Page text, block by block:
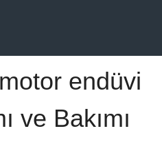
endüvi
ve Bakımı